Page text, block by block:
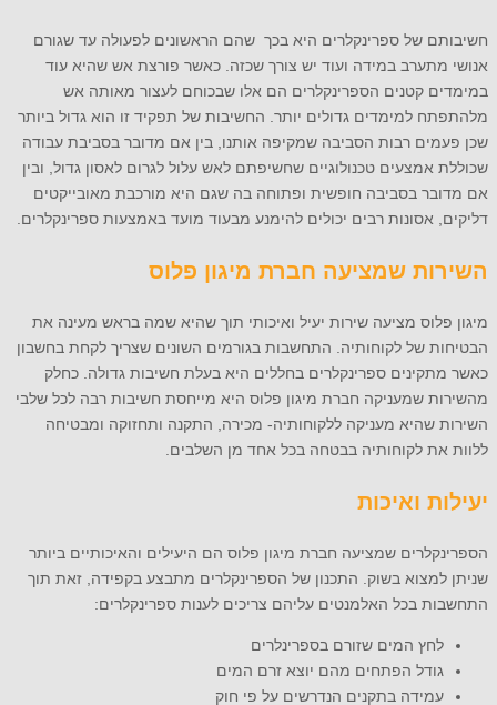
חשיבותם של ספרינקלרים היא בכך שהם הראשונים לפעולה עד שגורם
אנושי מתערב במידה ועוד יש צורך שכזה. כאשר פורצת אש שהיא עוד
במימדים קטנים הספרינקלרים הם אלו שבכוחם לעצור מאותה אש
מלהתפתח למימדים גדולים יותר. החשיבות של תפקיד זו הוא גדול ביותר
שכן פעמים רבות הסביבה שמקיפה אותנו, בין אם מדובר בסביבת עבודה
שכוללת אמצעים טכנולוגיים שחשיפתם לאש עלול לגרום לאסון גדול, ובין
אם מדובר בסביבה חופשית ופתוחה בה שגם היא מורכבת מאובייקטים
דליקים, אסונות רבים יכולים להימנע מבעוד מועד באמצעות ספרינקלרים.
השירות שמציעה חברת מיגון פלוס
מיגון פלוס מציעה שירות יעיל ואיכותי תוך שהיא שמה בראש מעינה את
הבטיחות של לקוחותיה. התחשבות בגורמים השונים שצריך לקחת בחשבון
כאשר מתקינים ספרינקלרים בחללים היא בעלת חשיבות גדולה. כחלק
מהשירות שמעניקה חברת מיגון פלוס היא מייחסת חשיבות רבה לכל שלבי
השירות שהיא מעניקה ללקוחותיה- מכירה, התקנה ותחזוקה ומבטיחה
ללוות את לקוחותיה בבטחה בכל אחד מן השלבים.
יעילות ואיכות
הספרינקלרים שמציעה חברת מיגון פלוס הם היעילים והאיכותיים ביותר
שניתן למצוא בשוק. התכנון של הספרינקלרים מתבצע בקפידה, זאת תוך
התחשבות בכל האלמנטים עליהם צריכים לענות ספרינקלרים:
לחץ המים שזורם בספרינלרים
גודל הפתחים מהם יוצא זרם המים
עמידה בתקנים הנדרשים על פי חוק